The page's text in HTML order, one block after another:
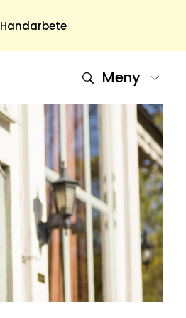
Handarbete
Om Oss
Om Oss & Kontakt
Tidningar Hos Allas.se
Nyhetsbrev
Om Cookies
Integritetspolicy
Skapa Konto
Hantera Preferenser
Meny